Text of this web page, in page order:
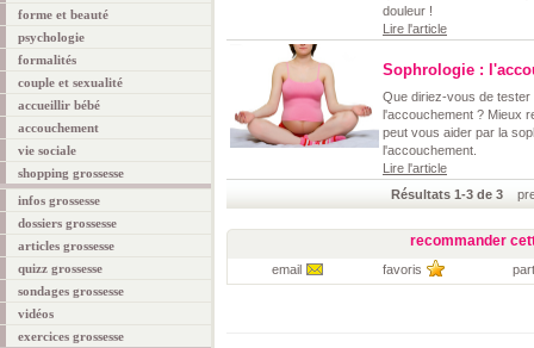
forme et beauté
psychologie
formalités
couple et sexualité
accueillir bébé
accouchement
vie sociale
shopping grossesse
infos grossesse
dossiers grossesse
articles grossesse
quizz grossesse
sondages grossesse
vidéos
exercices grossesse
douleur !
Lire l'article
Sophrologie :
Que diriez-vous de tester
l'accouchement ? Mieux
peut vous aider par la
l'accouchement.
Lire l'article
Résultats 1-3 de 3
recommander
email favoris